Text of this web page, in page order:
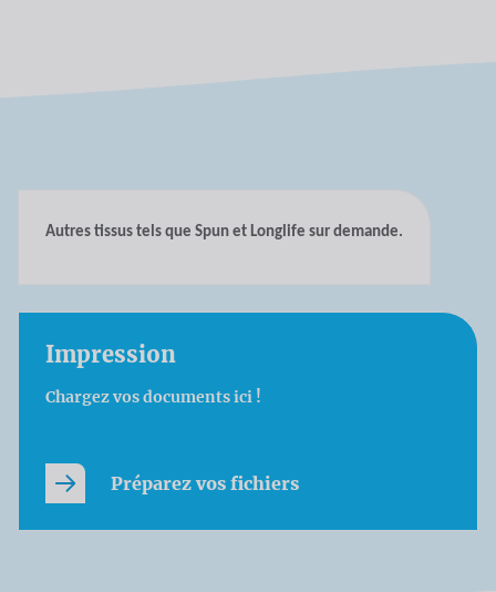
Autres tissus tels que Spun et Longlife sur demande.
Impression
Chargez vos documents ici !
Préparez vos fichiers